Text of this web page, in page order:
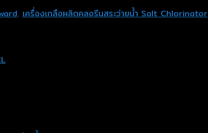
, เครื่องเกลือผลิตคลอรีนสระว่ายน้ำ Salt Chlorinator